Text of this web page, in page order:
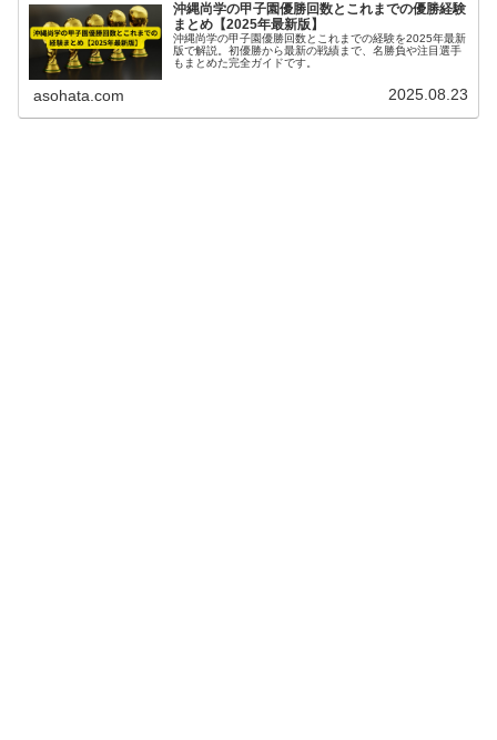
沖縄尚学の甲子園優勝回数とこれまでの優勝経験
まとめ【2025年最新版】
沖縄尚学の甲子園優勝回数とこれまでの経験を2025年最新
版で解説。初優勝から最新の戦績まで、名勝負や注目選手
もまとめた完全ガイドです。
asohata.com 2025.08.23